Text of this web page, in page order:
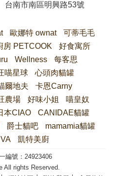
台南市南區明興路53號
歐娜特 ownat
可蒂毛毛
房 PETCOOK
好食寓所
Wellness
每客思
喵星球
心頭肉貓罐
爾地夫
卡恩Carny
農場 好味小姐
喵皇奴
本CIAO
CANIDAE貓罐
爵士貓吧
mamamia貓罐
凱特美廚
編號：24923406
All rights Reserved.